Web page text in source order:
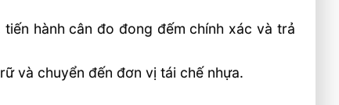
hành cân đo đong đếm chính xác và trả
và chuyển đến đơn vị tái chế nhựa.